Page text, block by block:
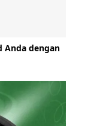
Anda dengan